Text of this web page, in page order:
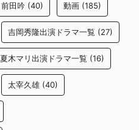
前田吟 (40) 動画 (185)
吉岡秀隆出演ドラマ一覧 (27)
夏木マリ出演ドラマ一覧 (16)
太宰久雄 (40)